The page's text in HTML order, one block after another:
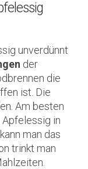
unverdünnt
der
die
ist. Die
Am besten
in
man das
trinkt man